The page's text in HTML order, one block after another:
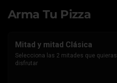
Arma Tu Pizza
Mitad y mitad Clásica
Selecciona las 2 mitades que quieras
disfrutar